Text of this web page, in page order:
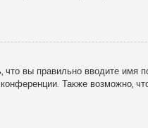
вы правильно вводите имя
Также возможно,